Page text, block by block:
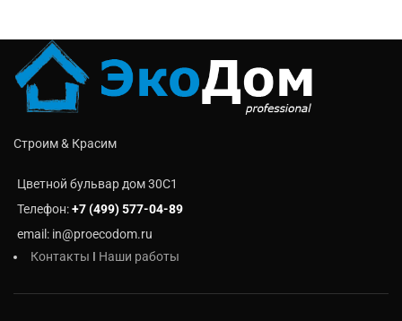
Строим & Красим
Цветной бульвар дом 30C1
Телефон:+7 (499) 577-04-89
email: in@proecodom.ru
Контакты I Наши работы